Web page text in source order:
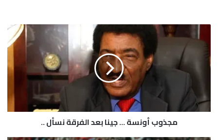
م
و
ب
ن
س
مجذوب أونسة … جينا بعد الفرقة نسأل ..